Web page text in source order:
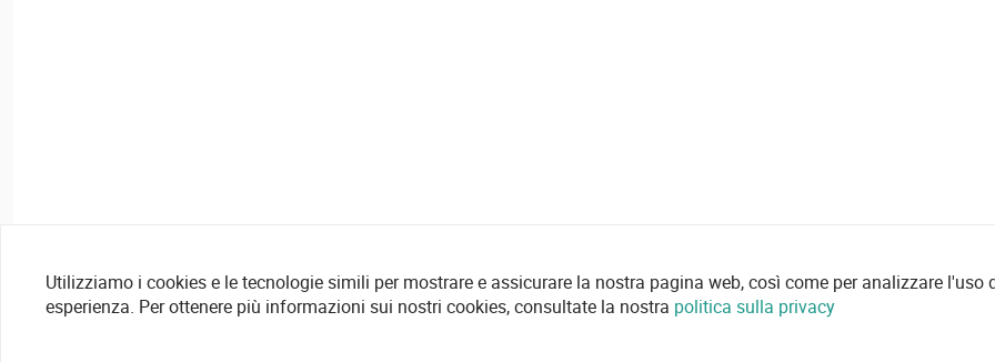
Utilizziamo i cookies e le tecnologie simili per mostrare e assicurare la nostra pagina web, così come per analizzare
esperienza. Per ottenere più informazioni sui nostri cookies, consultate la nostra politica sulla privacy